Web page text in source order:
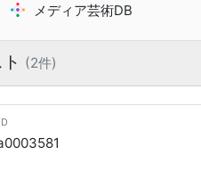
メディア芸術DB
(2件)